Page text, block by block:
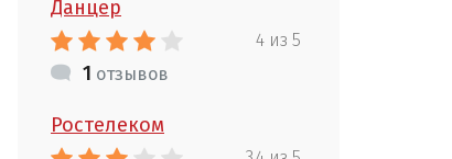
Данцер
4 из 5
1 отзывов
Ростелеком